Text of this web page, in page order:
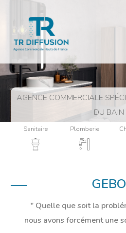
AGENCE COMMERCIALE
DU BAIN
Sanitaire Plomberie
GEBO
Quelle que soit la
nous avons forcément une